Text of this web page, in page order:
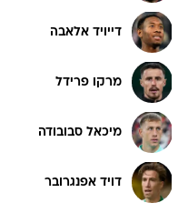
דייויד אלאבה
מרקו פרידל
מיכאל סבובודה
דויד אפנגרובר